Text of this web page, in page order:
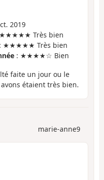
2019
Très bien
: ★★★★★ Très bien
: ★★★★☆ Bien
faite un jour ou le
étaient très bien.
marie-anne9